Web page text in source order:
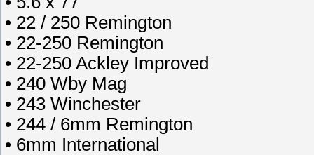
• 22 / 250 Remington
• 22-250 Remington
• 22-250 Ackley Improved
• 240 Wby Mag
• 243 Winchester
• 244 / 6mm Remington
• 6mm International